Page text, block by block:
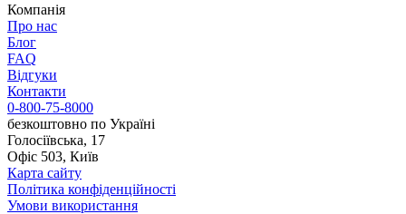
Компанія
Про нас
Блог
FAQ
Відгуки
Контакти
0-800-75-8000
безкоштовно по Україні
Голосіївська, 17
Офіс 503, Київ
Карта сайту
Політика конфіденційності
Умови використання